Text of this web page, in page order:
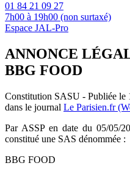
01 84 21 09 27
7h00 à 19h00 (non surtaxé)
Espace JAL-Pro
ANNONCE
BBG FOOD
Constitution SASU - Publiée le
dans le journal Le Parisien.fr
Par ASSP en date du 05/05/
constitué une SAS dénommée :
BBG FOOD